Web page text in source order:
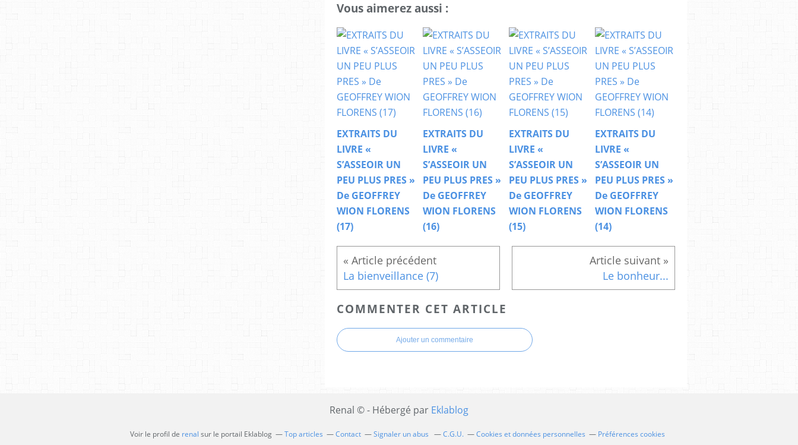
Vous aimerez aussi :
EXTRAITS DU
LIVRE «
S’ASSEOIR UN
PEU PLUS PRES »
De GEOFFREY
WION FLORENS
(17)
EXTRAITS DU
LIVRE «
S’ASSEOIR UN
PEU PLUS PRES »
De GEOFFREY
WION FLORENS
(16)
EXTRAITS DU
LIVRE «
S’ASSEOIR UN
PEU PLUS PRES »
De GEOFFREY
WION FLORENS
(15)
EXTRAITS DU
LIVRE «
S’ASSEOIR UN
PEU PLUS PRES »
De GEOFFREY
WION FLORENS
(14)
La bienveillance (7) Le bonheur...
COMMENTER CET ARTICLE
Ajouter un commentaire
Renal © - Hébergé par Eklablog
Voir le profil de renal sur le portail Eklablog Top articles Contact Signaler un abus C.G.U. Cookies et données personnelles Préférences cookies